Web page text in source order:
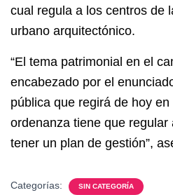
cual regula a los centros de
urbano arquitectónico.
“El tema patrimonial en el
encabezado por el
pública que regirá de hoy
ordenanza tiene que
tener un plan de gestión”,
Categorías: SIN CATEGORÍA